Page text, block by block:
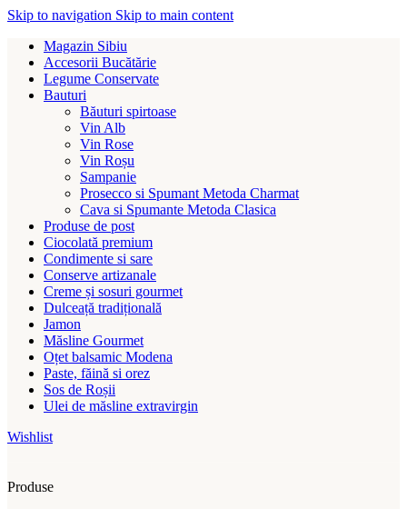
Skip to navigation Skip to main content
Magazin Sibiu
Accesorii Bucătărie
Legume Conservate
Bauturi
Băuturi spirtoase
Vin Alb
Vin Rose
Vin Roșu
Sampanie
Prosecco si Spumant Metoda Charmat
Cava si Spumante Metoda Clasica
Produse de post
Ciocolată premium
Condimente si sare
Conserve artizanale
Creme și sosuri gourmet
Dulceață tradițională
Jamon
Măsline Gourmet
Oțet balsamic Modena
Paste, făină si orez
Sos de Roșii
Ulei de măsline extravirgin
Wishlist
Produse